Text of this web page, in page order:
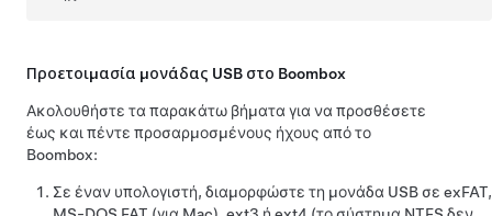
Προετοιμασία μονάδας USB στο Boombox
Ακολουθήστε τα παρακάτω βήματα για να προσθέσετε
έως και πέντε προσαρμοσμένους ήχους από το
Boombox:
Σε έναν υπολογιστή, διαμορφώστε τη μονάδα USB σε exFAT,